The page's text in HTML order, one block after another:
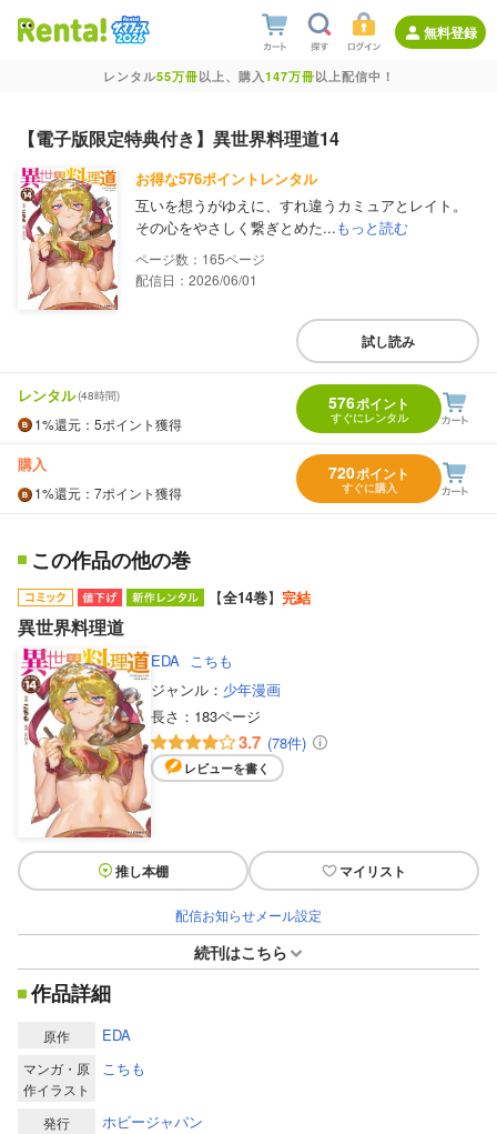
無料登録
レンタル55万冊以上、購入147万冊以上配信中！
【電子版限定特典付き】異世界料理道14
お得な576ポイントレンタル
互いを想うがゆえに、すれ違うカミュアとレイト。
その心をやさしく繋ぎとめた...もっと読む
165
配信日：2026/06/01
試し読み
レンタル(48時間)
1%還元 ：5ポイント獲得
576ポイント
すぐにレンタル
購入
1%還元 ：7ポイント獲得
720ポイント
すぐに購入
この作品の他の巻
【全14巻】 完結
異世界料理道
EDA
こちも
ジャンル： 少年漫画
長さ： 183ページ
3.7 (78件)
レビューを書く
推し本棚 マイリスト
配信お知らせメール設定
続刊はこちら
作品詳細
原作 EDA
マンガ・原
作イラスト
こちも
発行 ホビージャパン